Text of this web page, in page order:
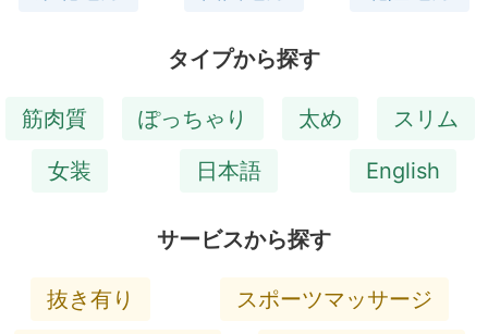
タイプから探す
筋肉質 ぽっちゃり 太め
スリム
女装
日本語 English
サービスから探す
抜き有り
スポーツマッサージ